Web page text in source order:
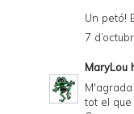
l
y
a
n
Un petó!
7
MaryLou
tot el que